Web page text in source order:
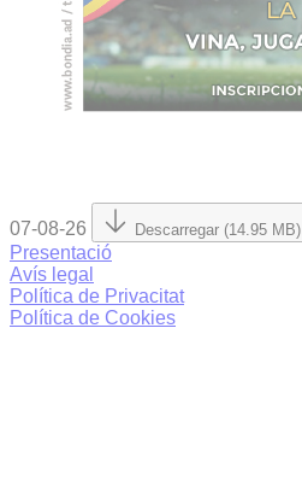
07-08-26 Descarregar (14.95 MB)
Presentació
Avís legal
Política de Privacitat
Política de Cookies